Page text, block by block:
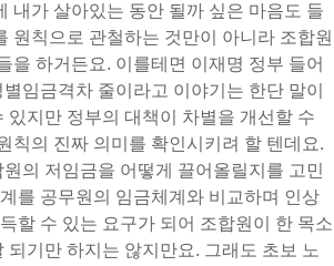
내가 살아있는 동안 될까 싶은 마음도 들
원칙으로 관철하는 것만이 아니라 조합원
을 하거든요. 이를테면 이재명 정부 들어
임금격차 줄이라고 이야기는 한단 말이
지만 정부의 대책이 차별을 개선할 수
칙의 진짜 의미를 확인시키려 할 텐데요.
의 저임금을 어떻게 끌어올릴지를 고민
를 공무원의 임금체계와 비교하며 인상
할 수 있는 요구가 되어 조합원이 한 목소
기만 하지는 않지만요. 그래도 초보 노